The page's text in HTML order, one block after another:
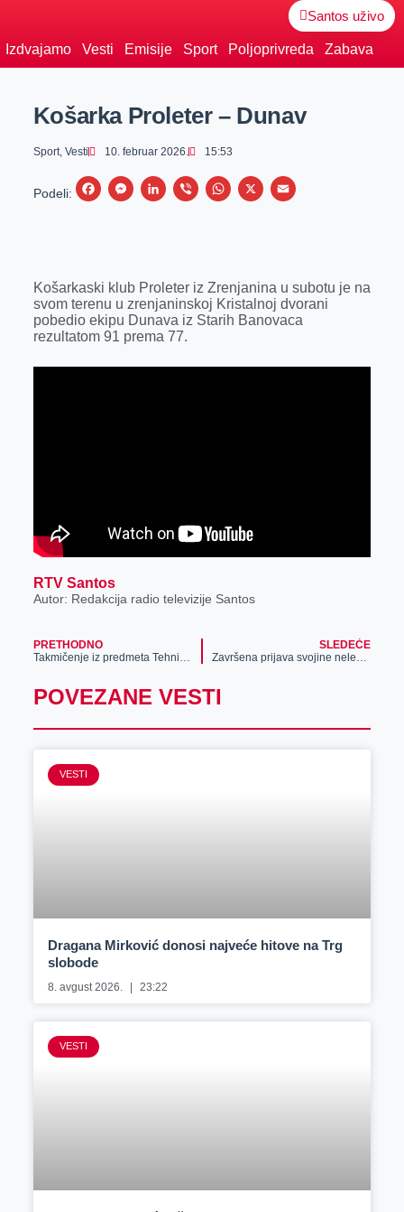
Santos uživo
Izdvajamo Vesti Emisije Sport Poljoprivreda Zabava
Košarka Proleter – Dunav
Sport, Vesti 10. februar 2026. 15:53
Podeli:
F
b
o
o
k
M
e
n
g
e
L
e
d
n
V
r
W
s
A
p
X
E
l
Košarkaski klub Proleter iz Zrenjanina u subotu je na
svom terenu u zrenjaninskoj Kristalnoj dvorani
pobedio ekipu Dunava iz Starih Banovaca
rezultatom 91 prema 77.
RTV Santos
Autor: Redakcija radio televizije Santos
PRETHODNO
SLEDEĆE
POVEZANE VESTI
VESTI
Dragana Mirković donosi najveće hitove na Trg
slobode
8. avgust 2026. 23:22
VESTI